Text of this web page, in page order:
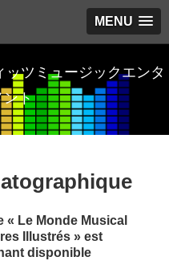
MENU
ツミュージックエンタ
ント
« Le Monde Musical
Illustrés » est
disponible